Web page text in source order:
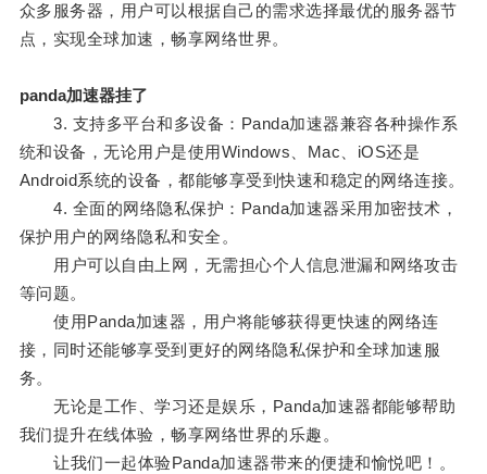
众多服务器，用户可以根据自己的需求选择最优的服务器节
点，实现全球加速，畅享网络世界。
panda加速器挂了
3. 支持多平台和多设备：Panda加速器兼容各种操作系
统和设备，无论用户是使用Windows、Mac、iOS还是
Android系统的设备，都能够享受到快速和稳定的网络连接。
4. 全面的网络隐私保护：Panda加速器采用加密技术，
保护用户的网络隐私和安全。
用户可以自由上网，无需担心个人信息泄漏和网络攻击
等问题。
使用Panda加速器，用户将能够获得更快速的网络连
接，同时还能够享受到更好的网络隐私保护和全球加速服
务。
无论是工作、学习还是娱乐，Panda加速器都能够帮助
我们提升在线体验，畅享网络世界的乐趣。
让我们一起体验Panda加速器带来的便捷和愉悦吧！。